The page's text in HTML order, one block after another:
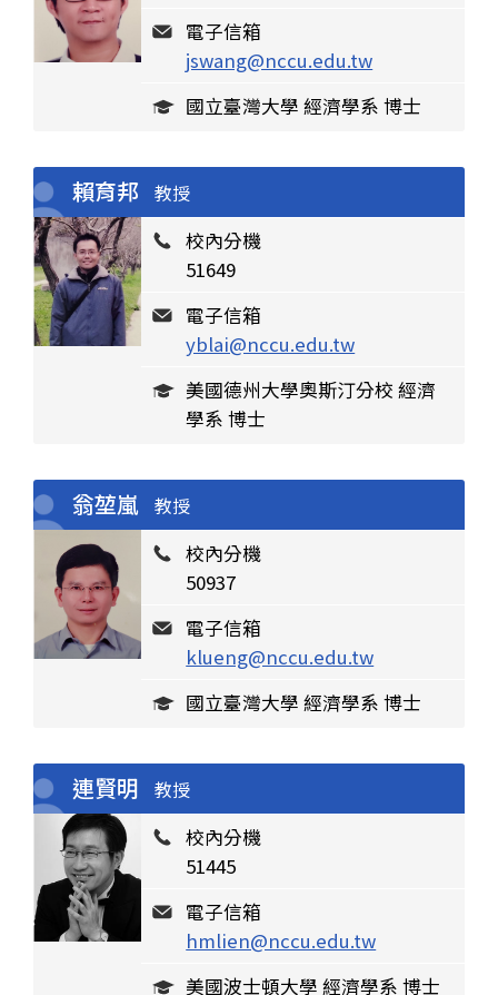
電子信箱
jswang@nccu.edu.tw
國立臺灣大學 經濟學系 博士
賴育邦 教授
校內分機
51649
電子信箱
yblai@nccu.edu.tw
美國德州大學奧斯汀分校 經濟
學系 博士
翁堃嵐 教授
校內分機
50937
電子信箱
klueng@nccu.edu.tw
國立臺灣大學 經濟學系 博士
連賢明 教授
校內分機
51445
電子信箱
hmlien@nccu.edu.tw
美國波士頓大學 經濟學系 博士